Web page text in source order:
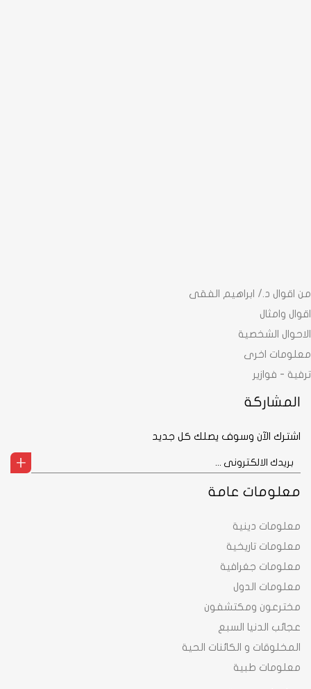
معلومات عامة
معلومات دينية
معلومات تاريخية
معلومات جغرافية
معلومات الدول
مخترعون ومكتشفون
عجائب الدنيا السبع
المخلوقات و الكائنات الحية
معلومات طبية
من اقوال د./ ابراهيم الفقى
اقوال وامثال
الاحوال الشخصية
معلومات اخرى
ترفية - فوازير
المشاركة
اشترك الآن وسوف يصلك كل جديد